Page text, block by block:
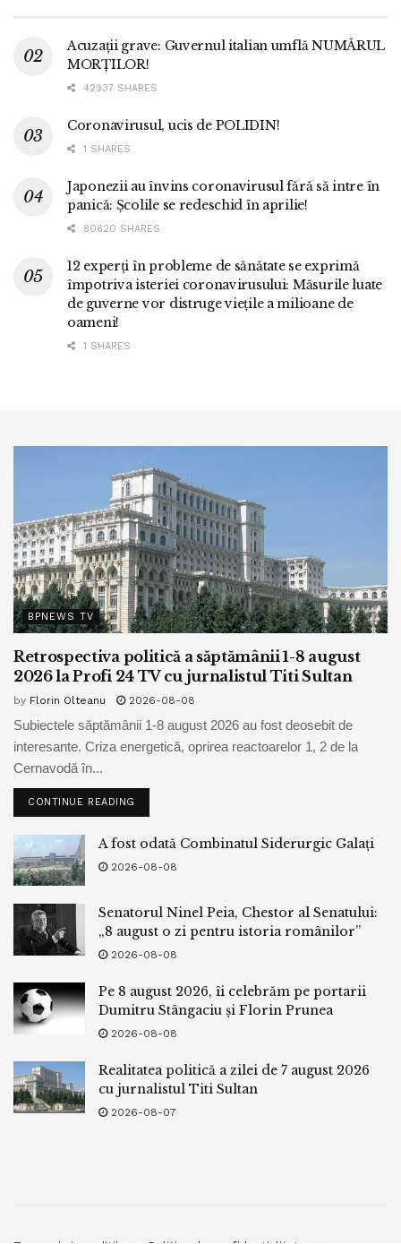
Acuzații grave: Guvernul italian umflă NUMĂRUL
MORȚILOR!
42937 SHARES
Coronavirusul, ucis de POLIDIN!
1 SHARES
Japonezii au învins coronavirusul fără să intre în
panică: Școlile se redeschid în aprilie!
80620 SHARES
12 experți în probleme de sănătate se exprimă
împotriva isteriei coronavirusului: Măsurile luate
de guverne vor distruge viețile a milioane de
oameni!
1 SHARES
BPNEWS TV
Retrospectiva politică a săptămânii 1-8 august
2026 la Profi 24 TV cu jurnalistul Titi Sultan
by Florin Olteanu 2026-08-08
Subiectele săptămânii 1-8 august 2026 au fost deosebit de
interesante. Criza energetică, oprirea reactoarelor 1, 2 de la
Cernavodă în...
CONTINUE READING
A fost odată Combinatul Siderurgic Galați
2026-08-08
Senatorul Ninel Peia, Chestor al Senatului:
„8 august o zi pentru istoria românilor”
2026-08-08
Pe 8 august 2026, îi celebrăm pe portarii
Dumitru Stângaciu și Florin Prunea
2026-08-08
Realitatea politică a zilei de 7 august 2026
cu jurnalistul Titi Sultan
2026-08-07